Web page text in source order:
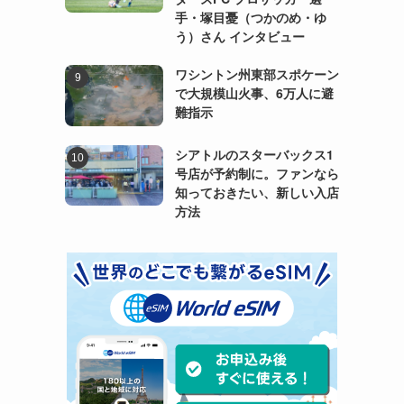
手・塚目憂（つかのめ・ゆ
う）さん インタビュー
ワシントン州東部スポケーン
で大規模山火事、6万人に避
難指示
シアトルのスターバックス1
号店が予約制に。ファンなら
知っておきたい、新しい入店
方法